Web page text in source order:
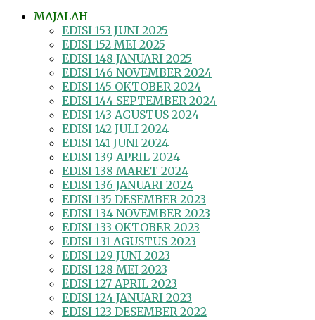
MAJALAH
EDISI 153 JUNI 2025
EDISI 152 MEI 2025
EDISI 148 JANUARI 2025
EDISI 146 NOVEMBER 2024
EDISI 145 OKTOBER 2024
EDISI 144 SEPTEMBER 2024
EDISI 143 AGUSTUS 2024
EDISI 142 JULI 2024
EDISI 141 JUNI 2024
EDISI 139 APRIL 2024
EDISI 138 MARET 2024
EDISI 136 JANUARI 2024
EDISI 135 DESEMBER 2023
EDISI 134 NOVEMBER 2023
EDISI 133 OKTOBER 2023
EDISI 131 AGUSTUS 2023
EDISI 129 JUNI 2023
EDISI 128 MEI 2023
EDISI 127 APRIL 2023
EDISI 124 JANUARI 2023
EDISI 123 DESEMBER 2022